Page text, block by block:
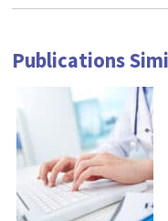
Publications